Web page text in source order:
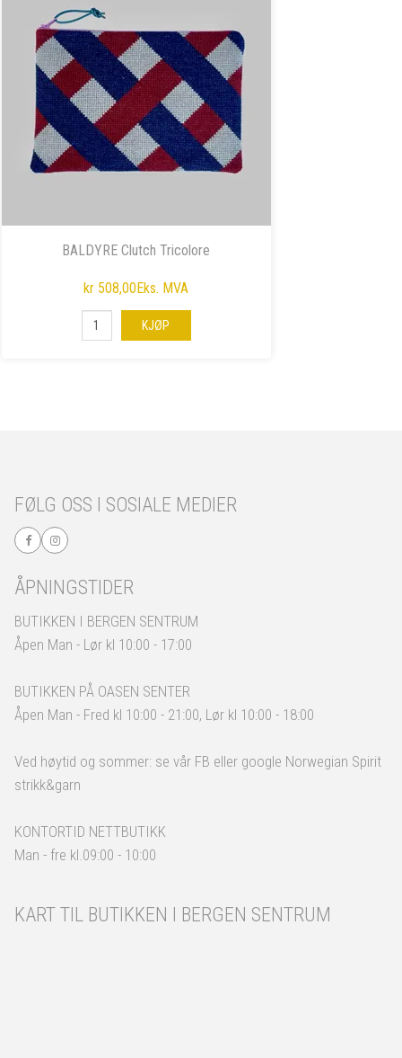
BALDYRE Clutch Tricolore
kr 508,00Eks. MVA
KJØP
FØLG OSS I SOSIALE MEDIER
ÅPNINGSTIDER
BUTIKKEN I BERGEN SENTRUM
Åpen Man - Lør kl 10:00 - 17:00
BUTIKKEN PÅ OASEN SENTER
Åpen Man - Fred kl 10:00 - 21:00, Lør kl 10:00 - 18:00
Ved høytid og sommer: se vår FB eller google Norwegian Spirit
strikk&garn
KONTORTID NETTBUTIKK
Man - fre kl.09:00 - 10:00
KART TIL BUTIKKEN I BERGEN SENTRUM